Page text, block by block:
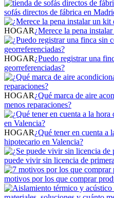
sofás directos de fábrica en
HOGAR¿Merece la pena
HOGAR¿Puedo registrar una
georreferenciadas?
HOGAR¿Qué marca de aire
menos reparaciones?
HOGAR¿Qué tener en cuenta a
hipotecario en Valencia?
puede vivir sin licencia de
motivos por los que comprar